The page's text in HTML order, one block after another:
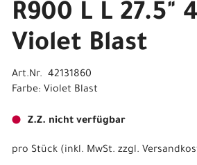
R900 L L 27.5"
Violet Blast
Art.Nr. 42131860
Farbe: Violet Blast
Z.Z. nicht verfügbar
pro Stück (inkl. MwSt. zzgl.